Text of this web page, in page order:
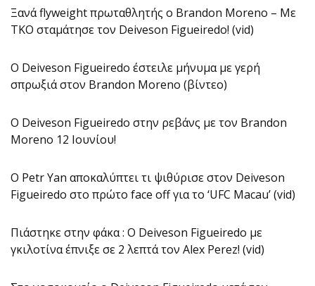
Ξανά flyweight πρωταθλητής ο Brandon Moreno – Με
ΤΚΟ σταμάτησε τον Deiveson Figueiredo! (vid)
Ο Deiveson Figueiredo έστειλε μήνυμα με γερή
σπρωξιά στον Brandon Moreno (βίντεο)
Ο Deiveson Figueiredo στην ρεβάνς με τον Brandon
Moreno 12 Ιουνίου!
Ο Petr Yan αποκαλύπτει τι ψιθύρισε στον Deiveson
Figueiredo στο πρώτο face off για το ‘UFC Macau’ (vid)
Πιάστηκε στην φάκα : Ο Deiveson Figueiredo με
γκιλοτίνα έπνιξε σε 2 λεπτά τον Alex Perez! (vid)